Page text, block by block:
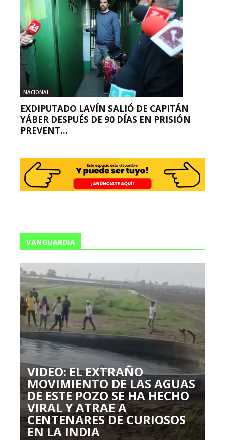
NACIONAL
EXDIPUTADO LAVÍN SALIÓ DE CAPITÁN
YÁBER DESPUÉS DE 90 DÍAS EN PRISIÓN
PREVENT...
VANGUARDIA
VIDEO: EL EXTRAÑO
MOVIMIENTO DE LAS AGUAS
DE ESTE POZO SE HA HECHO
VIRAL Y ATRAE A
CENTENARES DE CURIOSOS
EN LA INDIA